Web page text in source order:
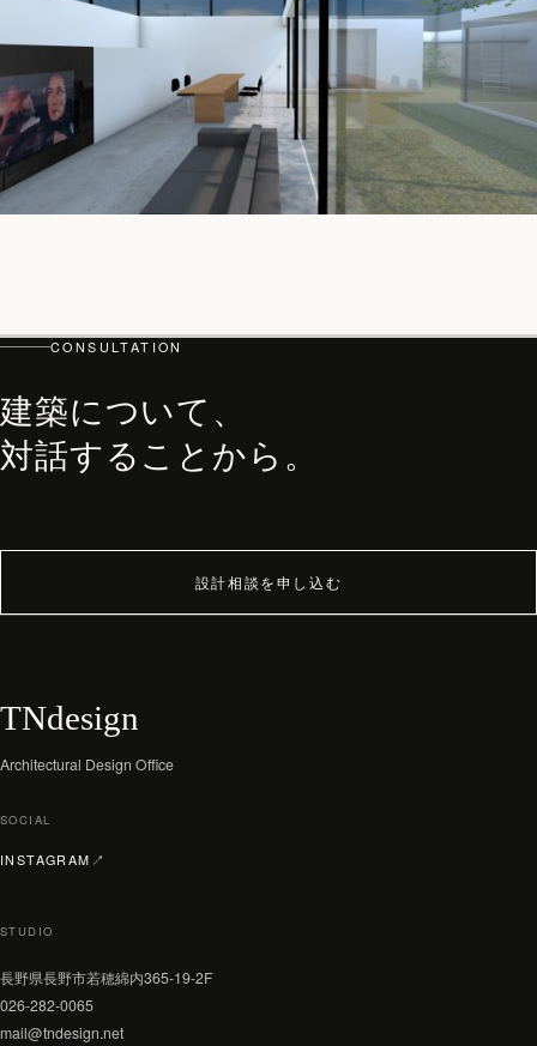
PHILOSOPHY・PROCESS
CONSULTATION
建築について、
対話することから。
設計相談を申し込む
TNdesign
Architectural Design Office
SOCIAL
INSTAGRAM ↗
（新しいタブで開く）
STUDIO
長野県長野市若穂綿内365-19-2F
026-282-0065
mail@tndesign.net